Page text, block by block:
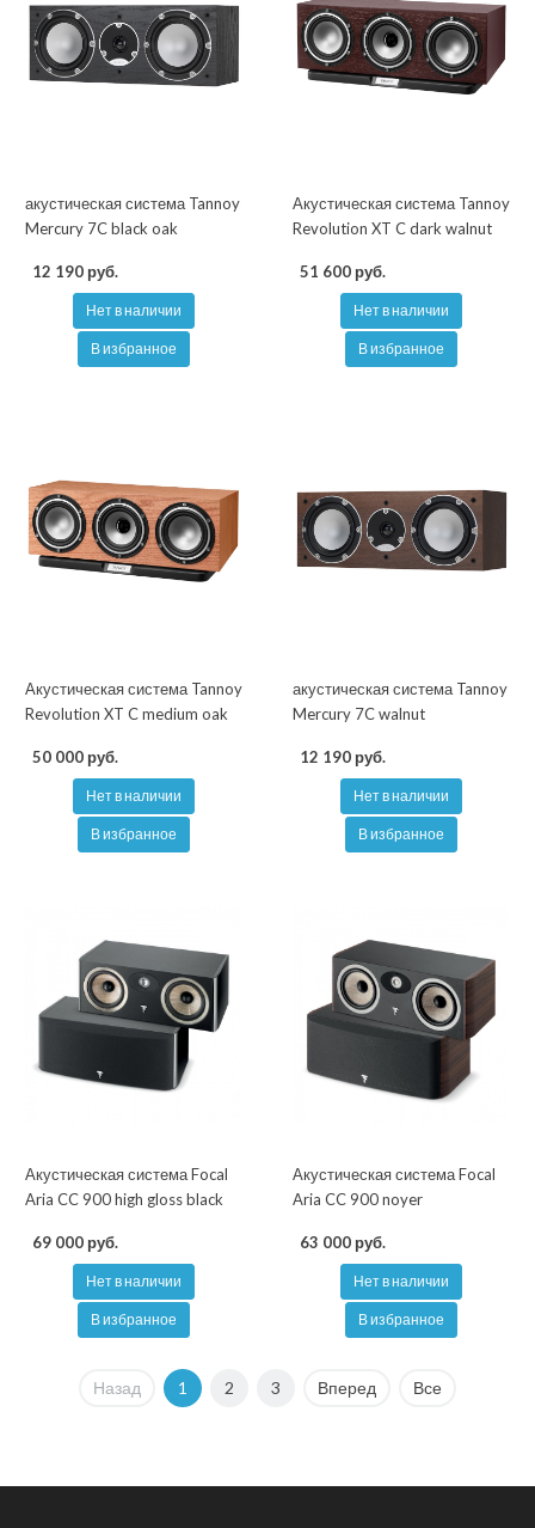
акустическая система Tannoy
Mercury 7C black oak
12 190 руб.
Нет в наличии
В избранное
Акустическая система Tannoy
Revolution XT C dark walnut
51 600 руб.
Нет в наличии
В избранное
Акустическая система Tannoy
Revolution XT C medium oak
50 000 руб.
Нет в наличии
В избранное
акустическая система Tannoy
Mercury 7C walnut
12 190 руб.
Нет в наличии
В избранное
Акустическая система Focal
Aria CC 900 high gloss black
69 000 руб.
Нет в наличии
В избранное
Акустическая система Focal
Aria CC 900 noyer
63 000 руб.
Нет в наличии
В избранное
Назад 1 2 3 Вперед Все